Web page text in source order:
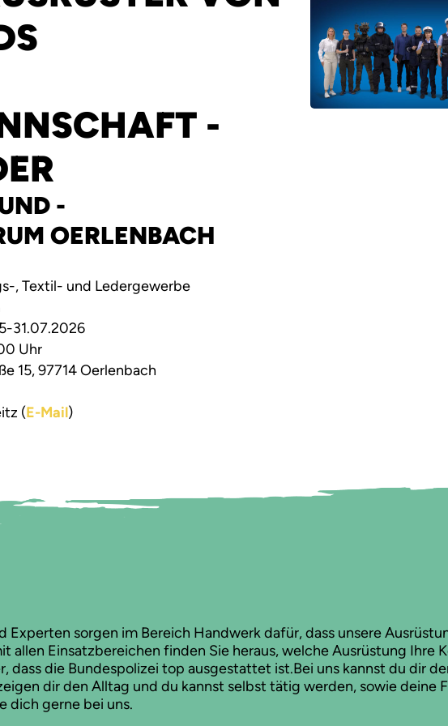
-
-
OERLENBACH
, Textil- und Ledergewerbe
31.07.2026
Uhr
15, 97714 Oerlenbach
(E-Mail)
Experten sorgen im Bereich Handwerk dafür, dass unsere
allen Einsatzbereichen finden Sie heraus, welche Ausrüstung Ihre
dass die Bundespolizei top ausgestattet ist.Bei uns kannst du dir
dir den Alltag und du kannst selbst tätig werden, sowie deine
dich gerne bei uns.